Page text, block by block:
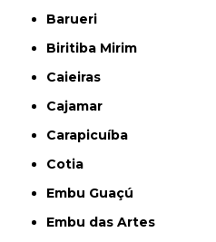
Barueri
Biritiba Mirim
Caieiras
Cajamar
Carapicuíba
Cotia
Embu Guaçú
Embu das Artes